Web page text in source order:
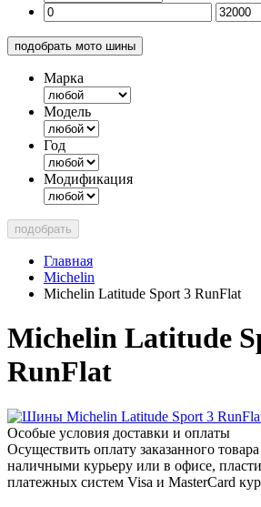
подобрать мото шины
Марка
Модель
Год
Модификация
подобрать
Главная
Michelin
Michelin Latitude Sport 3 RunFlat
Michelin Latitude
RunFlat
Особые условия доставки и оплаты
Осуществить оплату заказанного
наличными курьеру или в офисе,
платежных систем Visa и MasterCard